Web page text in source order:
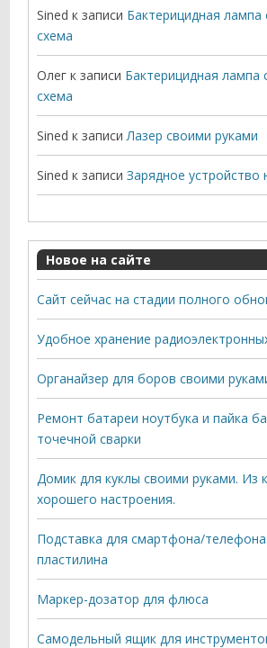
Sined к записи Бактерицидная лампа
схема
Олег к записи Бактерицидная лампа
схема
Sined к записиЛазер своими руками
Sined к записиЗарядное устройство
Новое на сайте
Сайт сейчас на стадии полного
Удобное хранение
Органайзер для боров своими
Ремонт батареи ноутбука и пайка
точечной сварки
Домик для куклы своими руками. Из
хорошего настроения.
Подставка для смартфона/
пластилина
Маркер-дозатор для флюса
Самодельный ящик для